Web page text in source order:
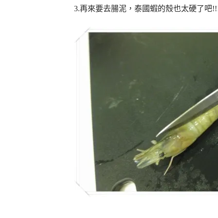
3.再來要去腸泥，泰國蝦的殼也太硬了吧